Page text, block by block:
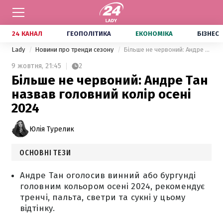
24 КАНАЛ ГЕОПОЛІТИКА ЕКОНОМІКА БІЗНЕС
Lady Новини про тренди сезону Більше не червоний: Андре Тан назвав головний колір осені 2024
9 жовтня, 21:45 2
Більше не червоний: Андре Тан
назвав головний колір осені
2024
Юлія Турелик
ОСНОВНІ ТЕЗИ
Андре Тан оголосив винний або бургунді
головним кольором осені 2024, рекомендує
тренчі, пальта, светри та сукні у цьому
відтінку.